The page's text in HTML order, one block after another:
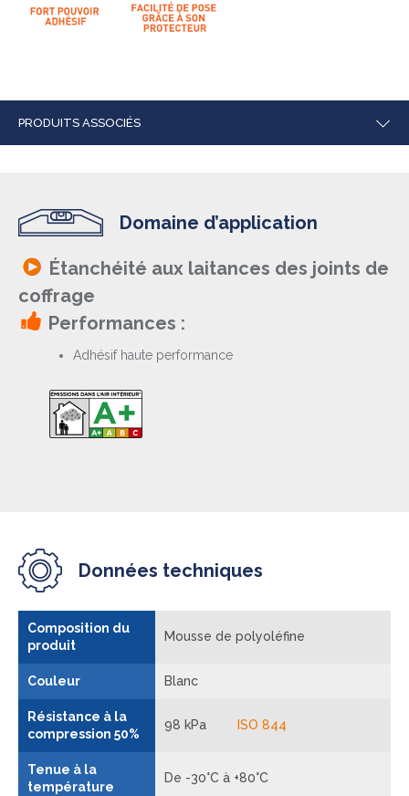
PRODUITS ASSOCIÉS
Domaine d’application
Étanchéité aux laitances des joints de
coffrage
Performances :
Adhésif haute performance
Données techniques
Composition du
produit
Mousse de polyoléfine
Couleur Blanc
Résistance à la
compression 50%
98 kPa ISO 844
Tenue à la
température
De -30°C à +80°C